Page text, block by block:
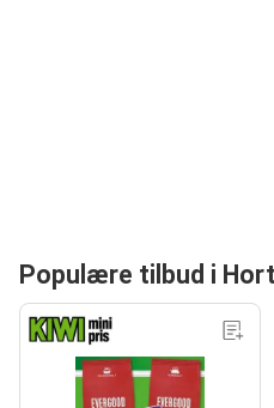
Populære tilbud i